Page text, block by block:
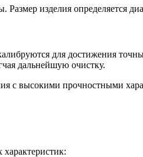
Размер изделия определяется
для достижения
дальнейшую очистку.
с высокими прочностными